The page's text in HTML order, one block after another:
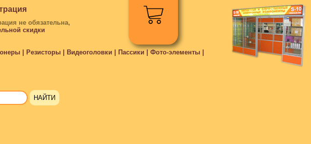
не обязательна,
скидки
| Резисторы | Видеоголовки | Пассики | Фото-элементы |